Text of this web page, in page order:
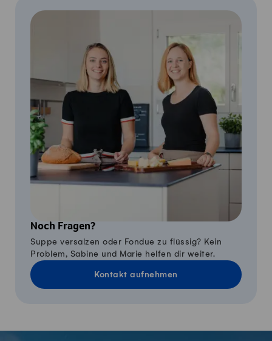
Noch Fragen?
Suppe versalzen oder Fondue zu flüssig? Kein
Problem, Sabine und Marie helfen dir weiter.
Kontakt aufnehmen